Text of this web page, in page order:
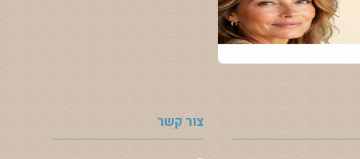
צור קשר